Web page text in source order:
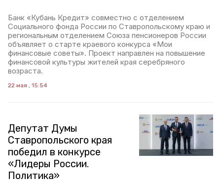
Банк «Кубань Кредит» совместно с отделением
Социального фонда России по Ставропольскому краю и
региональным отделением Союза пенсионеров России
объявляет о старте краевого конкурса «Мои
финансовые советы». Проект направлен на повышение
финансовой культуры жителей края серебряного
возраста.
22 мая , 15:54
Депутат Думы
Ставропольского края
победил в конкурсе
«Лидеры России.
Политика»